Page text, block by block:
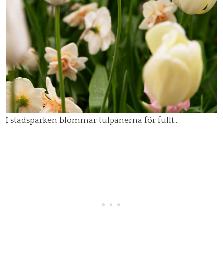
I stadsparken blommar tulpanerna för fullt…